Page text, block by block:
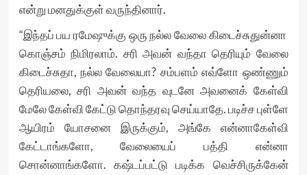
என்று மனதுக்குள் வருந்தினார்.
“இந்தப் பய ரமேஷுக்கு ஒரு நல்ல வேலை கிடைச்சுதுன்னா
கொஞ்சம் நிமிரலாம். சரி அவன் வந்தா தெரியும் வேலை
கிடைச்சுதா, நல்ல வேலையா? சம்பளம் எவ்ளோ ஒண்ணும்
தெரியலை, சரி அவன் வந்த வுடனே அவனைக் கேள்வி
மேலே கேள்வி கேட்டு தொந்தரவு செய்யாதே. படிச்ச புள்ளே
ஆயிரம் யோசனை இருக்கும், அங்கே என்னாகேள்வி
கேட்டாங்களோ, வேலையைப் பத்தி என்னா
சொன்னாங்களோ. கஷ்டப்பட்டு படிக்க வெச்சிருக்கேன்